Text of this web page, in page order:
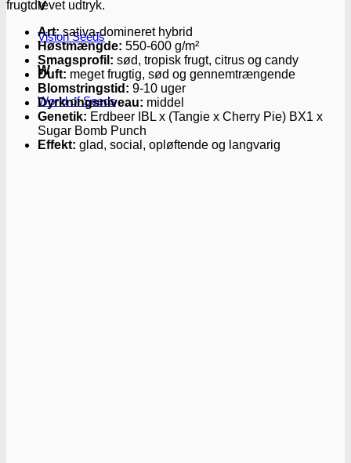
V
Vision Seeds
W
World of Seeds
frugtdrevet udtryk.
Art:sativa-domineret hybrid
Høstmængde: 550-600 g/m²
Smagsprofil: sød, tropisk frugt, citrus og candy
Duft: meget frugtig, sød og gennemtrængende
Blomstringstid: 9-10 uger
Dyrkningsniveau: middel
Genetik: Erdbeer IBL x (Tangie x Cherry Pie) BX1 x
Sugar Bomb Punch
Effekt: glad, social, opløftende og langvarig